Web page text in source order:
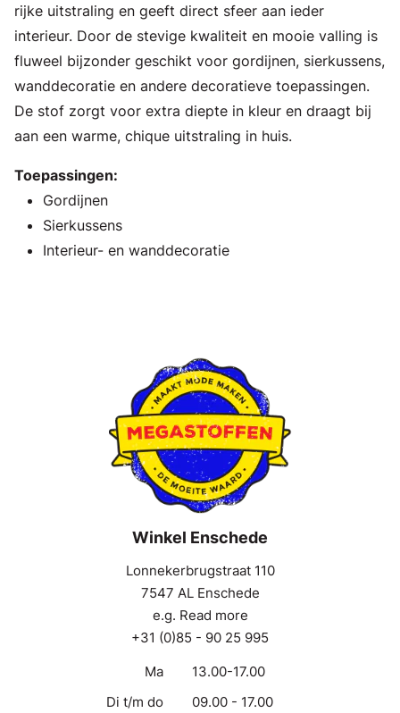
rijke uitstraling en geeft direct sfeer aan ieder
interieur. Door de stevige kwaliteit en mooie valling is
fluweel bijzonder geschikt voor gordijnen, sierkussens,
wanddecoratie en andere decoratieve toepassingen.
De stof zorgt voor extra diepte in kleur en draagt bij
aan een warme, chique uitstraling in huis.
Toepassingen:
Gordijnen
Sierkussens
Interieur- en wanddecoratie
Winkel Enschede
Lonnekerbrugstraat 110
7547 AL Enschede
e.g. Read more
+31 (0)85 - 90 25 995
Ma
13.00-17.00
Di t/m do
09.00 - 17.00